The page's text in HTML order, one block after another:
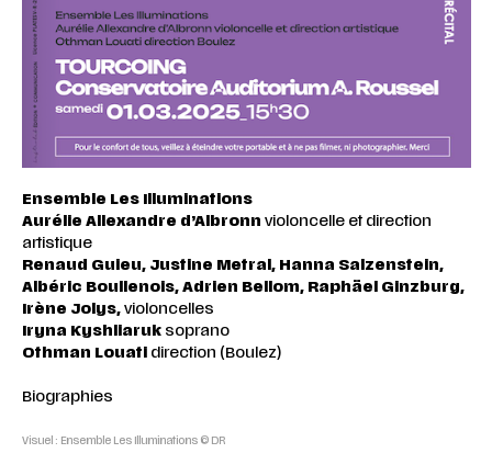
Ensemble Les Illuminations
Aurélie Allexandre d’Albronn violoncelle et direction
artistique
Renaud Guieu, Justine Metral, Hanna Salzenstein,
Albéric Boullenois, Adrien Bellom, Raphäel Ginzburg,
Irène Jolys,violoncelles
Iryna Kyshliaruk soprano
Othman Louatidirection (Boulez)
Biographies
Visuel : Ensemble Les Illuminations ©️ DR